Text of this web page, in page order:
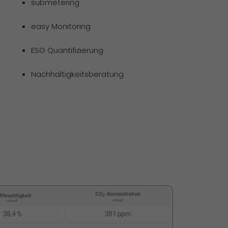
submetering
easy Monitoring
ESG Quantifizierung
Nachhaltigkeitsberatung